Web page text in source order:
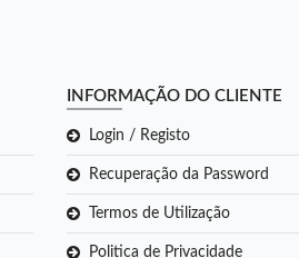
INFORMAÇÃO DO CLIENTE
Login / Registo
Recuperação da Password
Termos de Utilização
Politica de Privacidade